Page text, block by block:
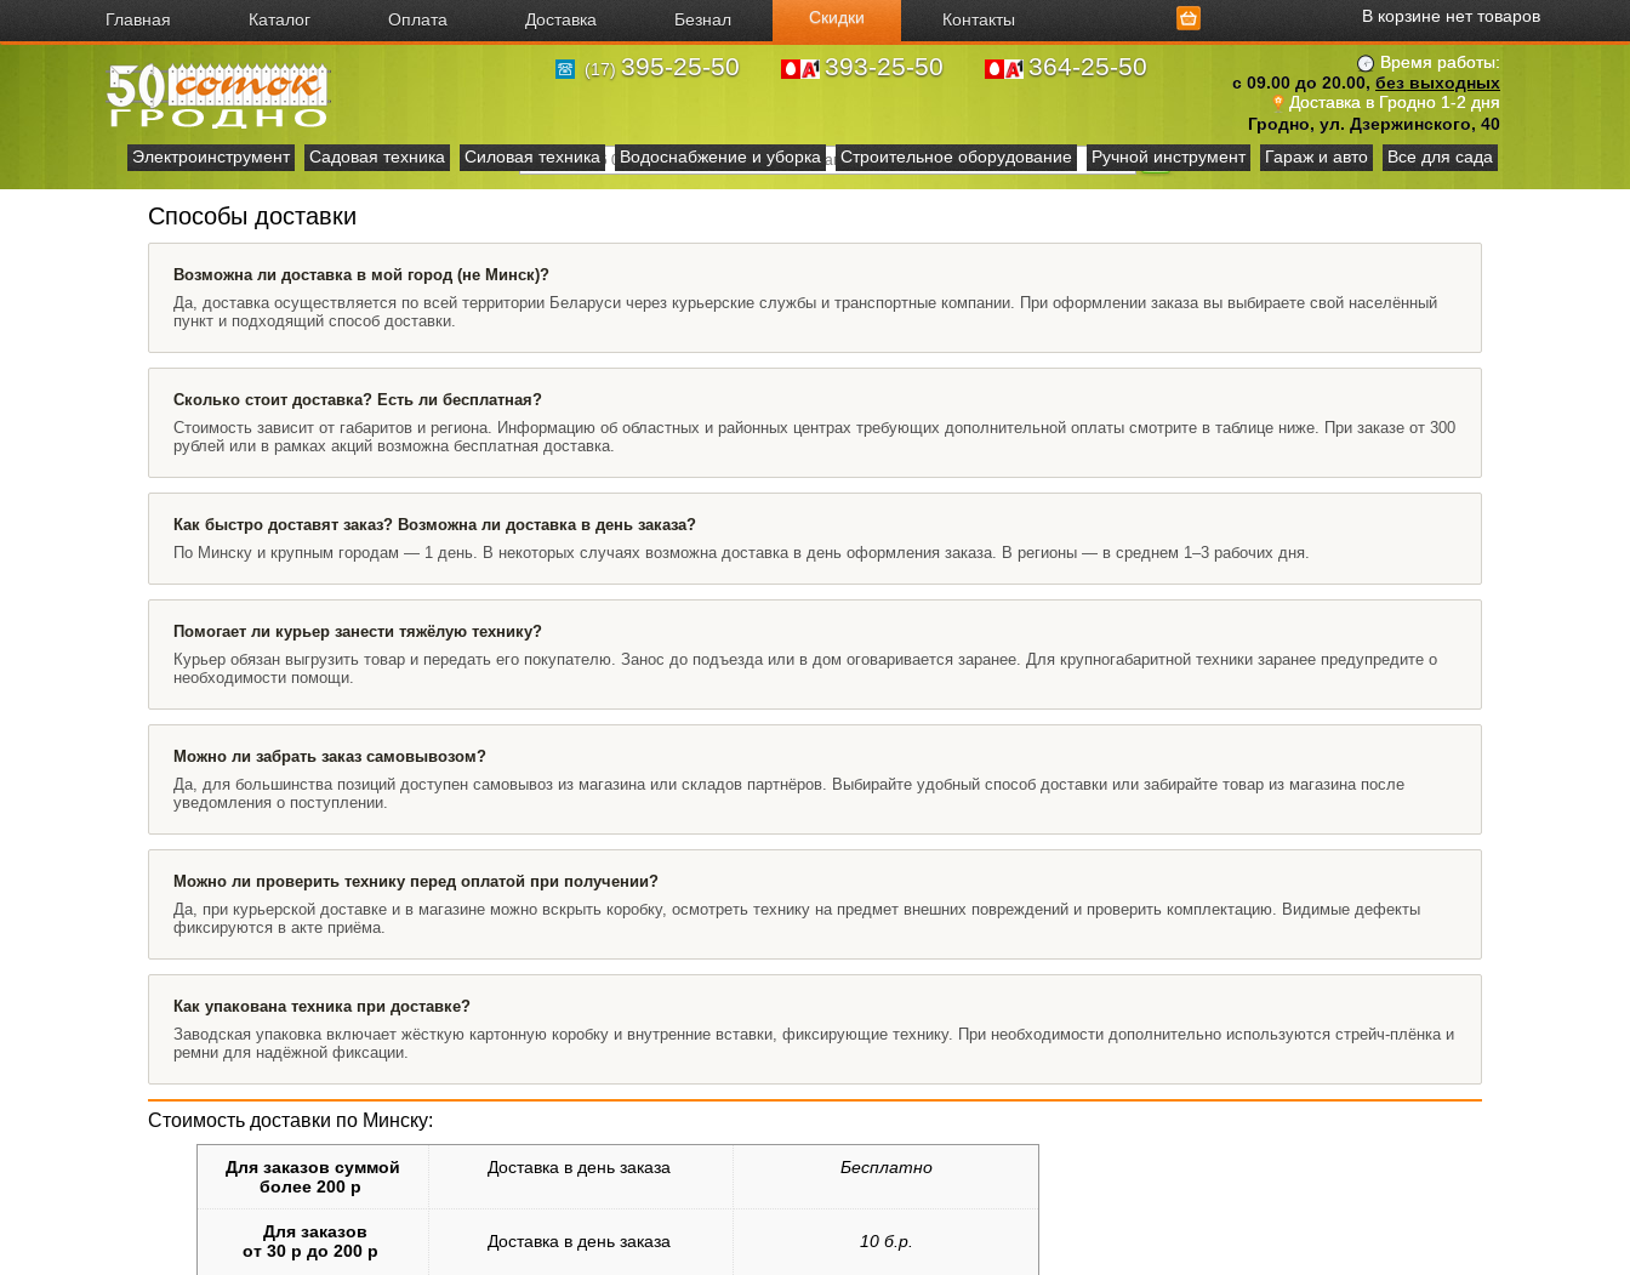
Главная Каталог Оплата Доставка Безнал Скидки Контакты В корзине нет товаров
Время работы:
с 09.00 до 20.00, без выходных
Доставка в Гродно 1-2 дня
Гродно, ул. Дзержинского, 40
(17) 395-25-50 393-25-50 364-25-50
Электроинструмент Садовая техника Силовая техника Водоснабжение и уборка Строительное оборудование Ручной инструмент Гараж и авто Все для сада
Способы доставки
Возможна ли доставка в мой город (не Минск)?
Да, доставка осуществляется по всей территории Беларуси через курьерские службы и транспортные компании. При оформлении заказа вы выбираете свой населённый
пункт и подходящий способ доставки.
Сколько стоит доставка? Есть ли бесплатная?
Стоимость зависит от габаритов и региона. Информацию об областных и районных центрах требующих дополнительной оплаты смотрите в таблице ниже. При заказе от 300
рублей или в рамках акций возможна бесплатная доставка.
Как быстро доставят заказ? Возможна ли доставка в день заказа?
По Минску и крупным городам — 1 день. В некоторых случаях возможна доставка в день оформления заказа. В регионы — в среднем 1–3 рабочих дня.
Помогает ли курьер занести тяжёлую технику?
Курьер обязан выгрузить товар и передать его покупателю. Занос до подъезда или в дом оговаривается заранее. Для крупногабаритной техники заранее предупредите о
необходимости помощи.
Можно ли забрать заказ самовывозом?
Да, для большинства позиций доступен самовывоз из магазина или складов партнёров. Выбирайте удобный способ доставки или забирайте товар из магазина после
уведомления о поступлении.
Можно ли проверить технику перед оплатой при получении?
Да, при курьерской доставке и в магазине можно вскрыть коробку, осмотреть технику на предмет внешних повреждений и проверить комплектацию. Видимые дефекты
фиксируются в акте приёма.
Как упакована техника при доставке?
Заводская упаковка включает жёсткую картонную коробку и внутренние вставки, фиксирующие технику. При необходимости дополнительно используются стрейч-плёнка и
ремни для надёжной фиксации.
Стоимость доставки по Минску:
Для заказов суммой
более 200 р
Доставка в день заказа Бесплатно
Для заказов
от 30 р до 200 р
Доставка в день заказа 10 б.р.